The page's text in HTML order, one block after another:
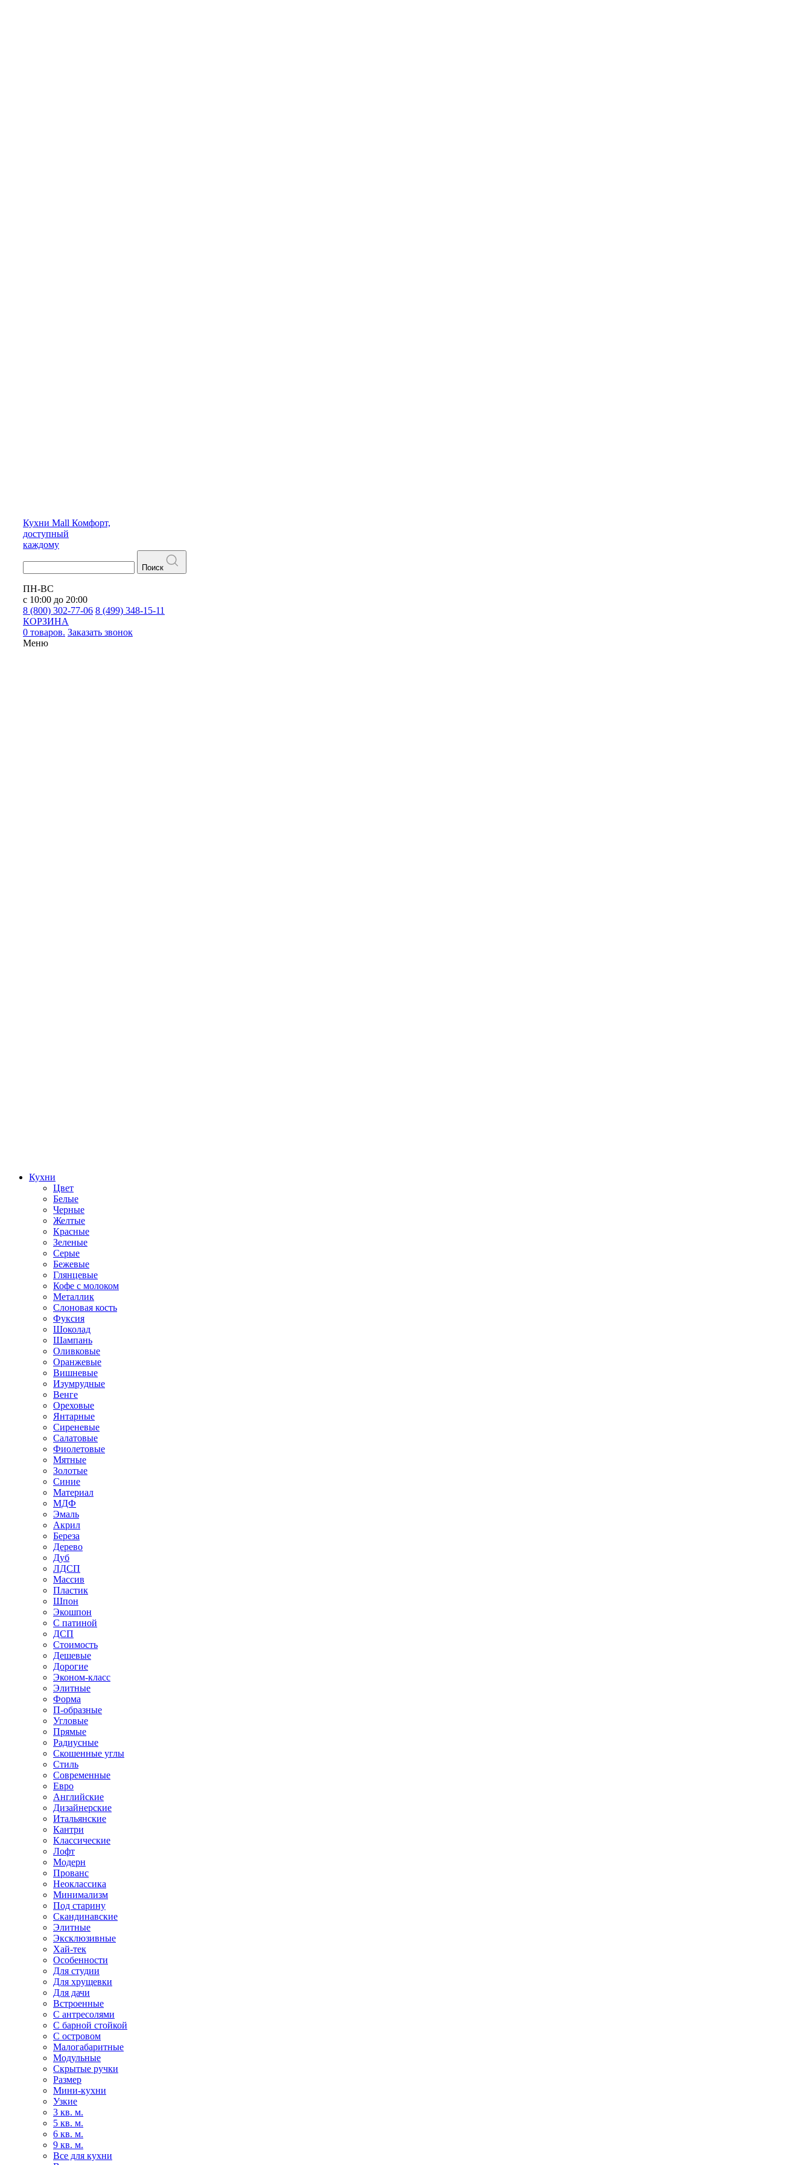
Кухни Mall Комфорт,
доступный
каждому
Поиск
ПН-ВС
с 10:00 до 20:00
8 (800) 302-77-06 8 (499) 348-15-11
КОРЗИНА
0 товаров. Заказать звонок
Меню
Кухни
Цвет
Белые
Черные
Желтые
Красные
Зеленые
Серые
Бежевые
Глянцевые
Кофе с молоком
Металлик
Слоновая кость
Фуксия
Шоколад
Шампань
Оливковые
Оранжевые
Вишневые
Изумрудные
Венге
Ореховые
Янтарные
Сиреневые
Салатовые
Фиолетовые
Мятные
Золотые
Синие
Материал
МДФ
Эмаль
Акрил
Береза
Дерево
Дуб
ЛДСП
Массив
Пластик
Шпон
Экошпон
С патиной
ДСП
Стоимость
Дешевые
Дорогие
Эконом-класс
Элитные
Форма
П-образные
Угловые
Прямые
Радиусные
Скошенные углы
Стиль
Современные
Евро
Английские
Дизайнерские
Итальянские
Кантри
Классические
Лофт
Модерн
Прованс
Неоклассика
Минимализм
Под старину
Скандинавские
Элитные
Эксклюзивные
Хай-тек
Особенности
Для студии
Для хрущевки
Для дачи
Встроенные
С антресолями
С барной стойкой
С островом
Малогабаритные
Модульные
Скрытые ручки
Размер
Мини-кухни
Узкие
3 кв. м.
5 кв. м.
6 кв. м.
9 кв. м.
Все для кухни